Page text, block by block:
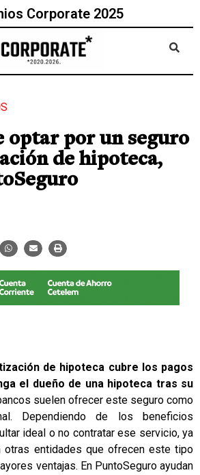
Corporate 2025
optar por un seguro
de hipoteca,
de hipoteca cubre los pagos
el dueño de una hipoteca tras su
suelen ofrecer este seguro como
Dependiendo de los beneficios
ideal o no contratar ese servicio, ya
otras entidades que ofrecen este tipo
ventajas. En PuntoSeguroayudan